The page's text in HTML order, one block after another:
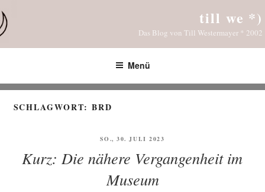
Inhalt
springen
till we *)
Das Blog von Till Westermayer * 2002
Menü
SCHLAGWORT:BRD
VERÖFFENTLICHT
SO., 30. JULI 2023
Kurz: Die nähere Vergangenheit im
Museum